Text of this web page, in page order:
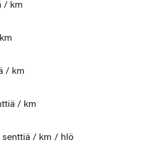
/ km
/ km
/ km
senttiä / km / hlö